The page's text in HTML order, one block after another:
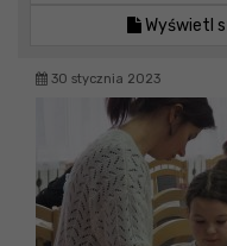
Wyświetl
30 stycznia 2023